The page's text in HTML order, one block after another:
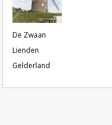
De Zwaan
Lienden
Gelderland